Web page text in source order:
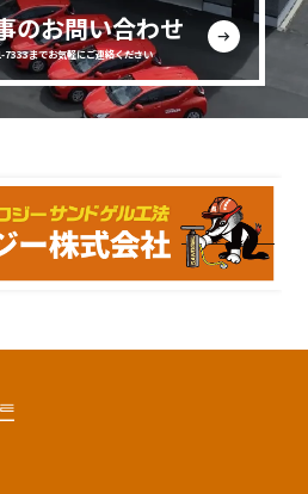
のお問い合わせ
までお気軽にご連絡ください